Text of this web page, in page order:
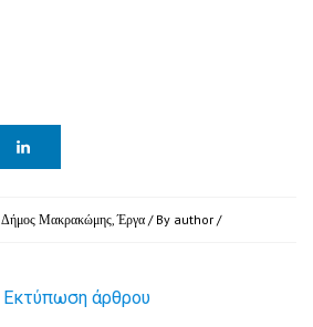
Δήμος Μακρακώμης,Έργα / By author /
Εκτύπωση άρθρου